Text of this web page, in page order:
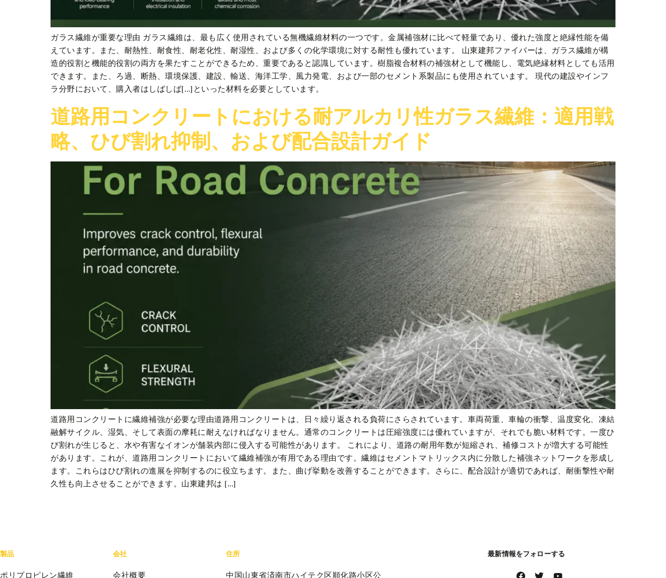
ガラス繊維が重要な理由 ガラス繊維は、最も広く使用されている無機繊維材料の一つです。金属補強材に比べて軽量であり、優れた強度と絶縁性能を備
えています。また、耐熱性、耐食性、耐老化性、耐湿性、および多くの化学環境に対する耐性も優れています。 山東建邦ファイバーは、ガラス繊維が構
造的役割と機能的役割の両方を果たすことができるため、重要であると認識しています。樹脂複合材料の補強材として機能し、電気絶縁材料としても活用
できます。また、ろ過、断熱、環境保護、建設、輸送、海洋工学、風力発電、および一部のセメント系製品にも使用されています。 現代の建設やインフ
ラ分野において、購入者はしばしば[…]といった材料を必要としています。
道路用コンクリートにおける耐アルカリ性ガラス繊維：適用戦
略、ひび割れ抑制、および配合設計ガイド
道路用コンクリートに繊維補強が必要な理由道路用コンクリートは、日々繰り返される負荷にさらされています。車両荷重、車輪の衝撃、温度変化、凍結
融解サイクル、湿気、そして表面の摩耗に耐えなければなりません。通常のコンクリートは圧縮強度には優れていますが、それでも脆い材料です。一度ひ
び割れが生じると、水や有害なイオンが舗装内部に侵入する可能性があります。 これにより、道路の耐用年数が短縮され、補修コストが増大する可能性
があります。これが、道路用コンクリートにおいて繊維補強が有用である理由です。繊維はセメントマトリックス内に分散した補強ネットワークを形成し
ます。これらはひび割れの進展を抑制するのに役立ちます。また、曲げ挙動を改善することができます。さらに、配合設計が適切であれば、耐衝撃性や耐
久性も向上させることができます。山東建邦は […]
製品
ポリプロピレン繊維
会社
会社概要
住所
中国山東省済南市ハイテク区順化路小区公
最新情報をフォローする